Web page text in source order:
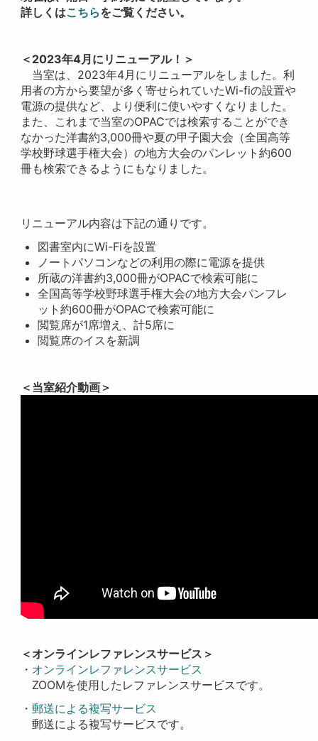
詳しくはこちらをご覧ください。
＜2023年4月にリニューアル！＞
当室は、2023年4月にリニューアルをしました。利
用者の方から要望が多く寄せられていたWi-fiの設置や
電源の提供など、より便利に使いやすくなりました。
また、これまで当室のOPACでは検索することができ
なかった洋書約3,000冊や夏の甲子園大会（全国高等
学校野球選手権大会）の地方大会のパンレット約600
冊も検索できるようにもなりました。
リニューアル内容は下記の通りです。
図書室内にWi-Fiを設置
ノートパソコンなどの利用の際に電源を提供
所蔵の洋書約3,000冊がOPACで検索可能に
全国高等学校野球選手権大会の地方大会パンフレ
ット約600冊がOPACで検索可能に
閲覧席が1席増え、計5席に
閲覧席のイスを新調
＜当室紹介動画＞
＜オンラインレファレンスサービス＞
・ オンラインレファレンスサービス
ZOOMを使用したレファレンスサービスです。
・郵送による複写サービス
郵送による複写サービスです。